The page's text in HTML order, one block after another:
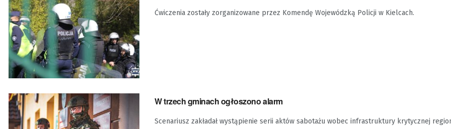
Ćwiczenia zostały zorganizowane przez Komendę Wojewódzką Policji w Kielcach.
W trzech gminach ogłoszono alarm
Scenariusz zakładał wystąpienie serii aktów sabotażu wobec infrastruktury krytycznej